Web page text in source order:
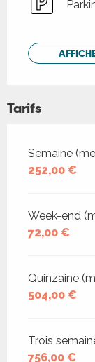
Tarifs
Tarifs 2026
Semaine
252,00 €
Week-end
72,00 €
Quinzaine
504,00 €
Trois
756,00 €